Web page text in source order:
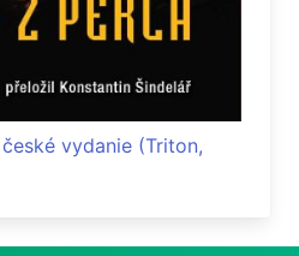
vydanie (Triton,